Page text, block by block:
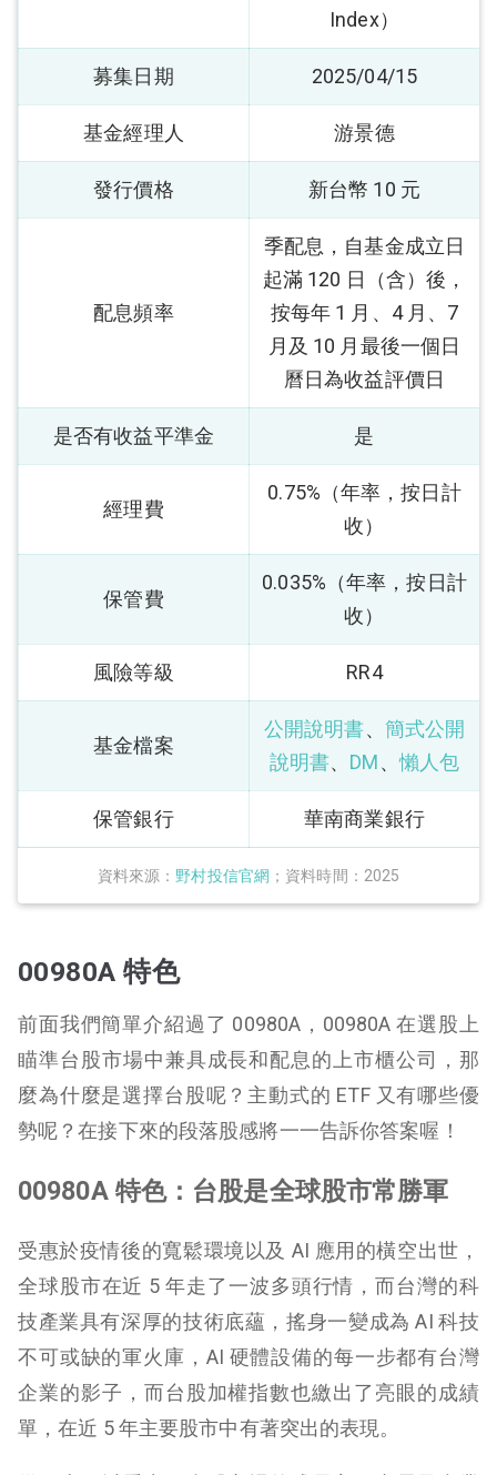
資料來源： 野村投信官網 ；資料時間：2025
Index）
募集日期 2025/04/15
基金經理人 游景德
發行價格 新台幣 10 元
配息頻率
季配息，自基金成立日
起滿 120 日（含）後，
按每年 1 月、4 月、7
月及 10 月最後一個日
曆日為收益評價日
是否有收益平準金 是
經理費
0.75%（年率，按日計
收）
保管費
0.035%（年率，按日計
收）
風險等級 RR4
基金檔案
公開說明書、 簡式公開
說明書、 DM、懶人包
保管銀行 華南商業銀行
00980A 特色
前面我們簡單介紹過了 00980A，00980A 在選股上
瞄準台股市場中兼具成長和配息的上市櫃公司，那
麼為什麼是選擇台股呢？主動式的 ETF 又有哪些優
勢呢？在接下來的段落股感將一一告訴你答案喔！
00980A 特色：台股是全球股市常勝軍
受惠於疫情後的寬鬆環境以及 AI 應用的橫空出世，
全球股市在近 5 年走了一波多頭行情，而台灣的科
技產業具有深厚的技術底蘊，搖身一變成為 AI 科技
不可或缺的軍火庫，AI 硬體設備的每一步都有台灣
企業的影子，而台股加權指數也繳出了亮眼的成績
單，在近 5 年主要股市中有著突出的表現。